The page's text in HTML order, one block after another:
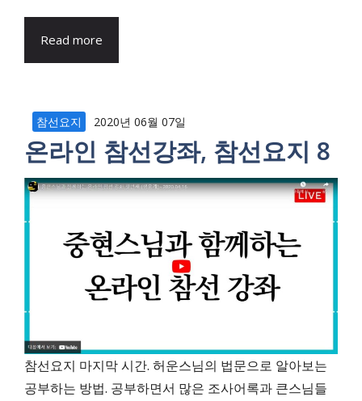
Read more
참선요지 2020년 06월 07일
온라인 참선강좌, 참선요지 8
참선요지 마지막 시간. 허운스님의 법문으로 알아보는
공부하는 방법. 공부하면서 많은 조사어록과 큰스님들